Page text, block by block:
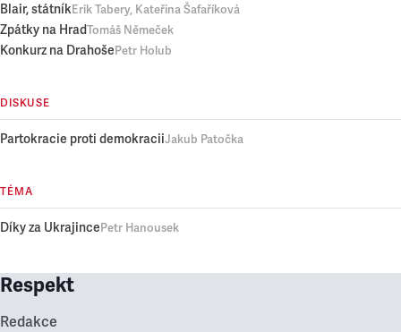
Blair, státníkErik Tabery, Kateřina Šafaříková
Zpátky na HradTomáš Němeček
Konkurz na DrahošePetr Holub
DISKUSE
Partokracie proti demokraciiJakub Patočka
TÉMA
Díky za UkrajincePetr Hanousek
Respekt
Redakce